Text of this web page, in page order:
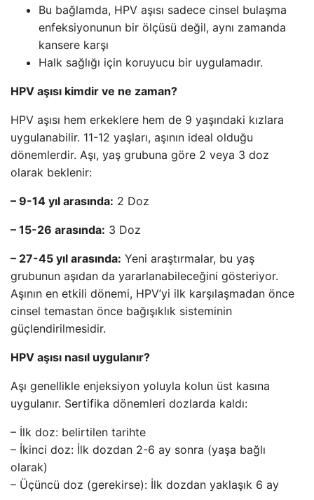
Bu bağlamda, HPV aşısı sadece cinsel bulaşma
enfeksiyonunun bir ölçüsü değil, aynı zamanda
kansere karşı
Halk sağlığı için koruyucu bir uygulamadır.
HPV aşısı kimdir ve ne zaman?
HPV aşısı hem erkeklere hem de 9 yaşındaki kızlara
uygulanabilir. 11-12 yaşları, aşının ideal olduğu
dönemlerdir. Aşı, yaş grubuna göre 2 veya 3 doz
olarak beklenir:
– 9-14 yıl arasında: 2 Doz
– 15-26 arasında: 3 Doz
– 27-45 yıl arasında: Yeni araştırmalar, bu yaş
grubunun aşıdan da yararlanabileceğini gösteriyor.
Aşının en etkili dönemi, HPV’yi ilk karşılaşmadan önce
cinsel temastan önce bağışıklık sisteminin
güçlendirilmesidir.
HPV aşısı nasıl uygulanır?
Aşı genellikle enjeksiyon yoluyla kolun üst kasına
uygulanır. Sertifika dönemleri dozlarda kaldı:
– İlk doz: belirtilen tarihte
– İkinci doz: İlk dozdan 2-6 ay sonra (yaşa bağlı
olarak)
– Üçüncü doz (gerekirse): İlk dozdan yaklaşık 6 ay